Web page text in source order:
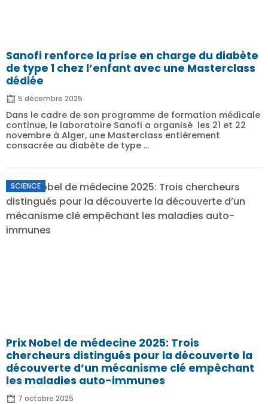
Sanofi renforce la prise en charge du diabète
de type 1 chez l’enfant avec une Masterclass
dédiée
5 décembre 2025
Dans le cadre de son programme de formation médicale
continue, le laboratoire Sanofi a organisé les 21 et 22
novembre à Alger, une Masterclass entièrement
consacrée au diabète de type ...
SCIENCE
Prix Nobel de médecine 2025: Trois
chercheurs distingués pour la découverte la
découverte d’un mécanisme clé empêchant
les maladies auto-immunes
7 octobre 2025